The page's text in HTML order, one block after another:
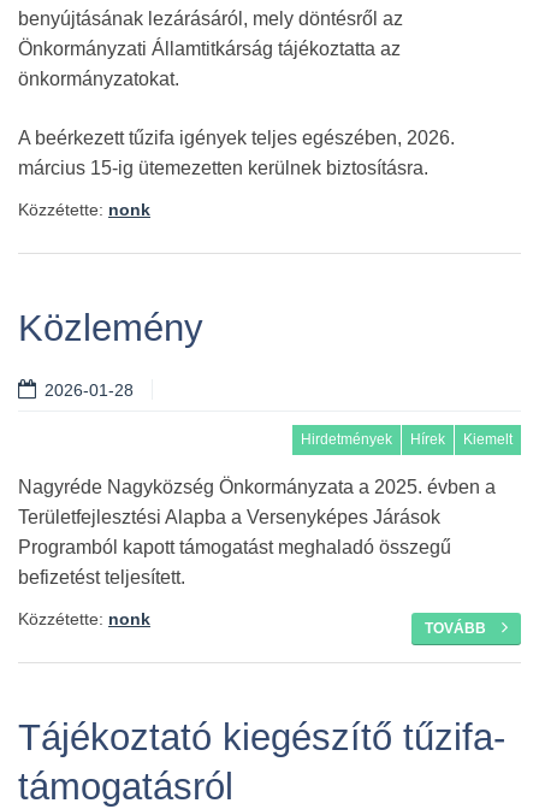
benyújtásának lezárásáról, mely döntésről az
Önkormányzati Államtitkárság tájékoztatta az
önkormányzatokat.
A beérkezett tűzifa igények teljes egészében, 2026.
március 15-ig ütemezetten kerülnek biztosításra.
Közzétette: nonk
Közlemény
2026-01-28
Hirdetmények Hírek Kiemelt
Nagyréde Nagyközség Önkormányzata a 2025. évben a
Területfejlesztési Alapba a Versenyképes Járások
Programból kapott támogatást meghaladó összegű
befizetést teljesített.
TOVÁBB
Közzétette: nonk
Tájékoztató kiegészítő tűzifa-
támogatásról